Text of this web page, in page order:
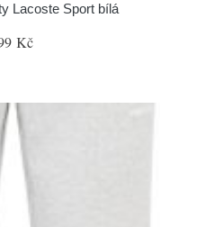
Lacoste Sport bílá
Kč